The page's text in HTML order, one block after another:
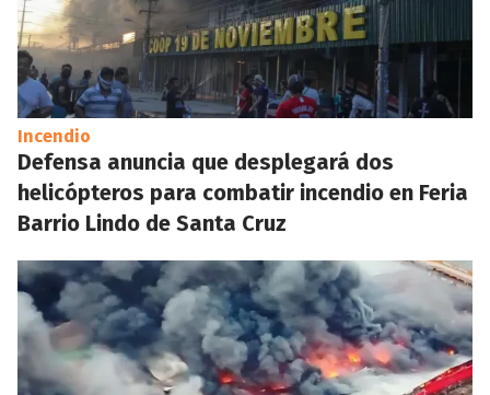
Incendio
Defensa anuncia que desplegará dos
helicópteros para combatir incendio en Feria
Barrio Lindo de Santa Cruz